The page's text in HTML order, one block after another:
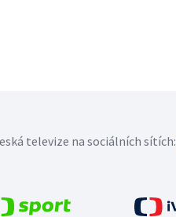
televize na sociálních sítích: